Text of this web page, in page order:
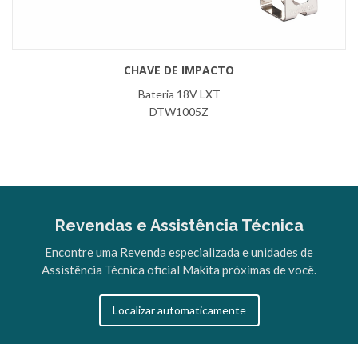
CHAVE DE IMPACTO
Bateria 18V LXT
DTW1005Z
Revendas e Assistência Técnica
Encontre uma Revenda especializada e unidades de
Assistência Técnica oficial Makita próximas de você.
Localizar automaticamente